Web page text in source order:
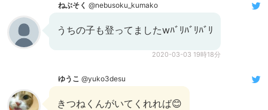
ねぶそく @nebusoku_kumako
うちの子も登ってましたwﾊﾞﾘﾊﾞﾘﾊﾞﾘ
2020-03-03 19時18分
ゆうこ @yuko3desu
きつねくんがいてくれれば😊